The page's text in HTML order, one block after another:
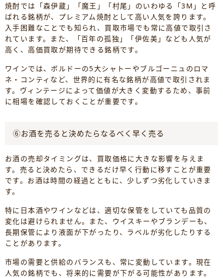
焼酎では「森伊蔵」「魔王」「村尾」のいわゆる「3M」と呼
ばれる銘柄が、プレミアム焼酎として高い人気を誇ります。
入手困難なことでも知られ、買取市場でも常に高値で取引さ
れています。また、「百年の孤独」「伊佐美」なども人気が
高く、高価買取が期待できる銘柄です。
ワインでは、ボルドーの5大シャトーやブルゴーニュのロマ
ネ・コンティなど、世界的に有名な銘柄が高値で取引されま
す。ヴィンテージによって価値が大きく変動するため、事前
に相場を確認しておくことが重要です。
⑥お酒を売ると決めたらなるべく早く売る
お酒の売却タイミングは、買取価格に大きな影響を与えま
す。売ると決めたら、できるだけ早く行動に移すことが重要
です。お酒は時間の経過とともに、少しずつ劣化していきま
す。
特に日本酒やワインなどは、適切な保管をしていても品質の
変化は避けられません。また、ウイスキーやブランデーも、
長期保管により液面が下がったり、ラベルが劣化したりする
ことがあります。
市場の需要と供給のバランスも、常に変動しています。現在
人気の銘柄でも、将来的に需要が下がる可能性があります。